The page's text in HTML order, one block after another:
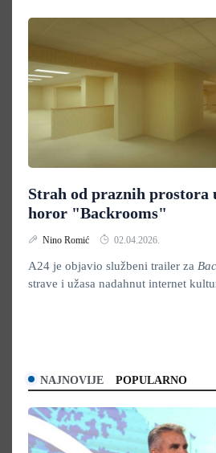
Strah od praznih prostora
horor "Backrooms"
Nino Romić 02.04.2026.
A24 je objavio službeni trailer za
strave i užasa nadahnut internet
NAJNOVIJE POPULARNO